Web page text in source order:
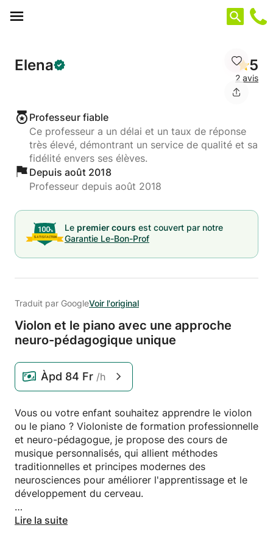
Elena 5
2 avis
Professeur fiable
Ce professeur a un délai et un taux de réponse
très élevé, démontrant un service de qualité et sa
fidélité envers ses élèves.
Depuis août 2018
Professeur depuis août 2018
Le premier cours est couvert par notre
Garantie Le-Bon-Prof
Traduit par GoogleVoir l'original
Violon et le piano avec une approche
neuro-pédagogique unique
Àpd 84 Fr /h
Vous ou votre enfant souhaitez apprendre le violon
ou le piano ? Violoniste de formation professionnelle
et neuro-pédagogue, je propose des cours de
musique personnalisés, qui allient méthodes
traditionnelles et principes modernes des
neurosciences pour améliorer l'apprentissage et le
développement du cerveau.
- Cours de violon pour tous les âges et niveaux :
Lire la suite